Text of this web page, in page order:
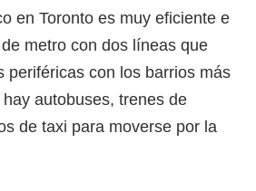
en Toronto es muy eficiente e
metro con dos líneas que
periféricas con los barrios más
autobuses, trenes de
de taxi para moverse por la